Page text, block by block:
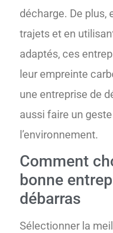
décharge. De plus,
trajets et en
adaptés, ces
leur empreinte
une entreprise de
aussi faire un
l’environnement.
Comment
bonne
débarras
Sélectionner la